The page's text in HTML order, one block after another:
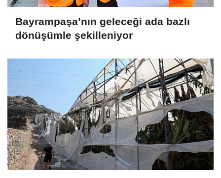
Bayrampaşa’nın geleceği ada bazlı
dönüşümle şekilleniyor